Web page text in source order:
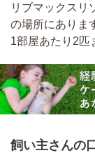
リブマックスリ
の場所にありま
1部屋あたり2匹
飼い主さんの